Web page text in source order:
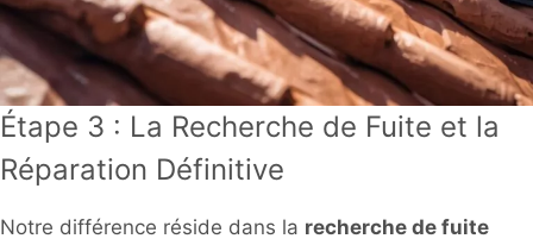
Étape 3 : La Recherche de Fuite et la
Réparation Définitive
Notre différence réside dans la recherche de fuite